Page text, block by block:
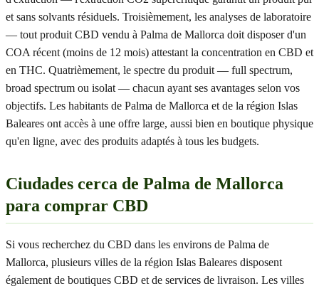
et sans solvants résiduels. Troisièmement, les analyses de laboratoire
— tout produit CBD vendu à Palma de Mallorca doit disposer d'un
COA récent (moins de 12 mois) attestant la concentration en CBD et
en THC. Quatrièmement, le spectre du produit — full spectrum,
broad spectrum ou isolat — chacun ayant ses avantages selon vos
objectifs. Les habitants de Palma de Mallorca et de la région Islas
Baleares ont accès à une offre large, aussi bien en boutique physique
qu'en ligne, avec des produits adaptés à tous les budgets.
Ciudades cerca de Palma de Mallorca
para comprar CBD
Si vous recherchez du CBD dans les environs de Palma de
Mallorca, plusieurs villes de la région Islas Baleares disposent
également de boutiques CBD et de services de livraison. Les villes